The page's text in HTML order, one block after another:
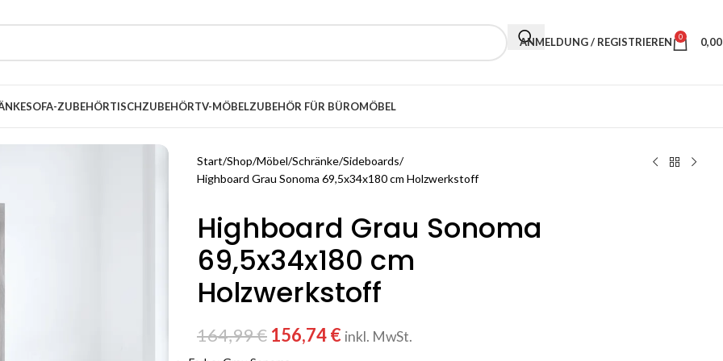
ANMELDUNG / REGISTRIEREN 0
SOFA-ZUBEHÖRTISCHZUBEHÖRTV-MÖBELZUBEHÖR FÜR BÜROMÖBEL
Start Shop Möbel Schränke Sideboards
Highboard Grau Sonoma 69,5x34x180 cm Holzwerkstoff
Highboard Grau Sonoma
69,5x34x180 cm
Holzwerkstoff
164,99€ 156,74€ inkl. MwSt.